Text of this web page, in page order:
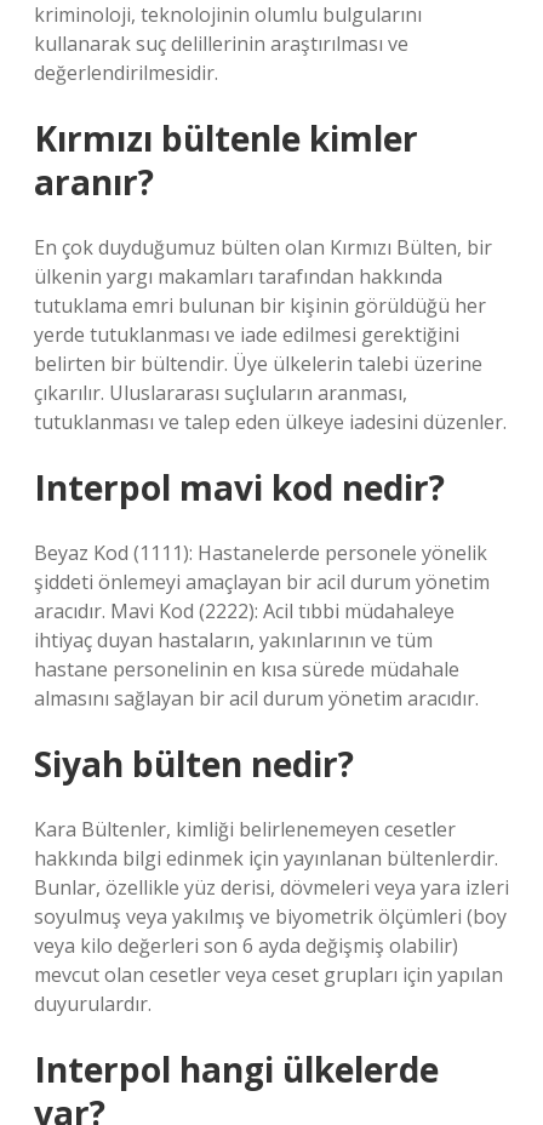
kriminoloji, teknolojinin olumlu bulgularını
kullanarak suç delillerinin araştırılması ve
değerlendirilmesidir.
Kırmızı bültenle kimler
aranır?
En çok duyduğumuz bülten olan Kırmızı Bülten, bir
ülkenin yargı makamları tarafından hakkında
tutuklama emri bulunan bir kişinin görüldüğü her
yerde tutuklanması ve iade edilmesi gerektiğini
belirten bir bültendir. Üye ülkelerin talebi üzerine
çıkarılır. Uluslararası suçluların aranması,
tutuklanması ve talep eden ülkeye iadesini düzenler.
Interpol mavi kod nedir?
Beyaz Kod (1111): Hastanelerde personele yönelik
şiddeti önlemeyi amaçlayan bir acil durum yönetim
aracıdır. Mavi Kod (2222): Acil tıbbi müdahaleye
ihtiyaç duyan hastaların, yakınlarının ve tüm
hastane personelinin en kısa sürede müdahale
almasını sağlayan bir acil durum yönetim aracıdır.
Siyah bülten nedir?
Kara Bültenler, kimliği belirlenemeyen cesetler
hakkında bilgi edinmek için yayınlanan bültenlerdir.
Bunlar, özellikle yüz derisi, dövmeleri veya yara izleri
soyulmuş veya yakılmış ve biyometrik ölçümleri (boy
veya kilo değerleri son 6 ayda değişmiş olabilir)
mevcut olan cesetler veya ceset grupları için yapılan
duyurulardır.
Interpol hangi ülkelerde
var?